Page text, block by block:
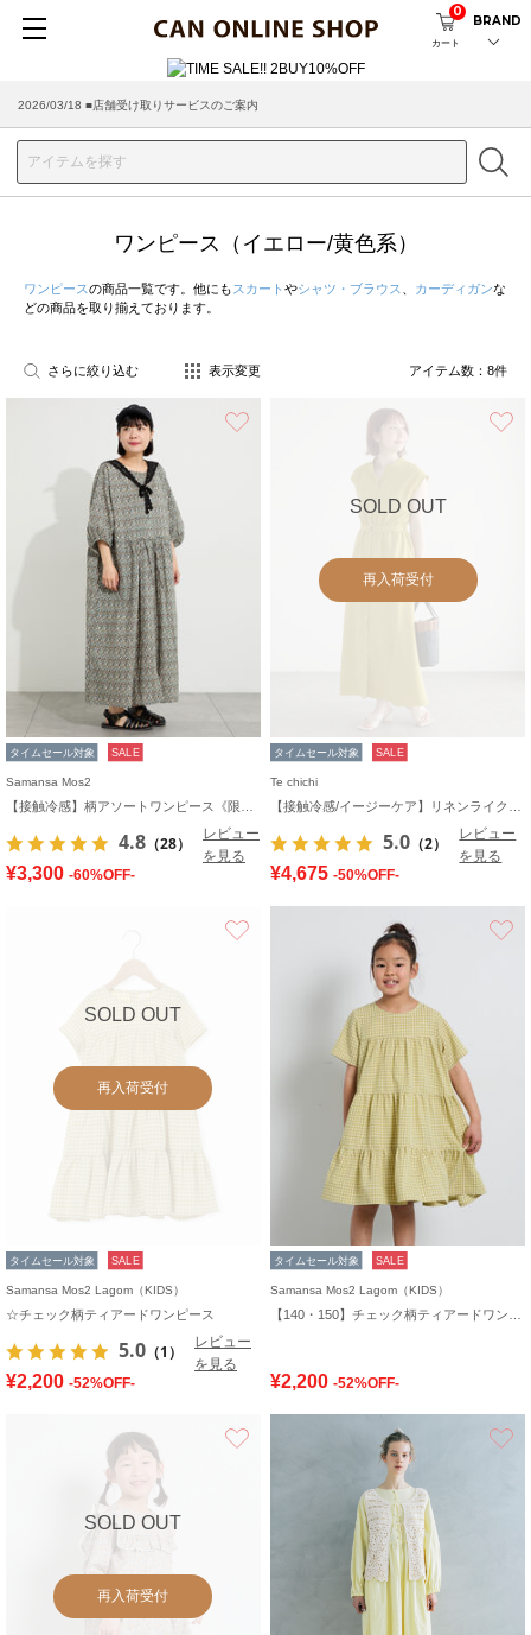
カート
0
BRAND
2026/03/18 ■店舗受け取りサービスのご案内
ワンピース（イエロー/黄色系）
ワンピースの商品一覧です。他にも スカート やシャツ・ブラウス カーディガンな
どの商品を取り揃えております。
さらに絞り込む 表示変更 アイテム数： 8件
タイムセール対象 SALE
Samansa Mos2
4.8 （28）
レビュー
を見る
¥3,300 -60%OFF-
SOLD OUT
再入荷受付
タイムセール対象 SALE
Te chichi
5.0 （2）
レビュー
を見る
¥4,675 -50%OFF-
SOLD OUT
再入荷受付
タイムセール対象 SALE
Samansa Mos2 Lagom（KIDS）
☆チェック柄ティアードワンピース
5.0 （1）
レビュー
を見る
¥2,200 -52%OFF-
タイムセール対象 SALE
Samansa Mos2 Lagom（KIDS）
¥2,200 -52%OFF-
SOLD OUT
再入荷受付